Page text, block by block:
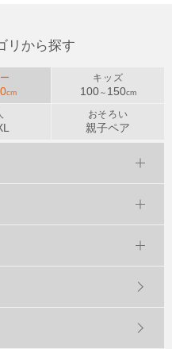
リから探す
cm
キッズ
100～ 150cm
おそろい
親子ペア